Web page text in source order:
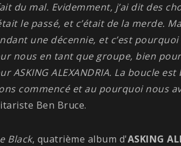
du mal. Evidemment, j’ai dit des
le passé, et c’était de la merde.
une décennie, et c’est
nous en tant que groupe, bien
ASKING ALEXANDRIA. La boucle
commencé et au pourquoi nous
Ben Bruce.
Black, quatrième album d'ASKING